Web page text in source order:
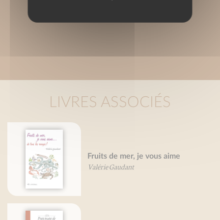
LIVRES ASSOCIÉS
Fruits de mer, je vous aime
Valérie Gaudant